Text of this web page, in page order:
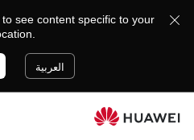
see content specific to your
العربية